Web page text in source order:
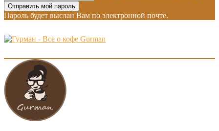
Пароль будет выслан Вам по электронной почте.
Gurman